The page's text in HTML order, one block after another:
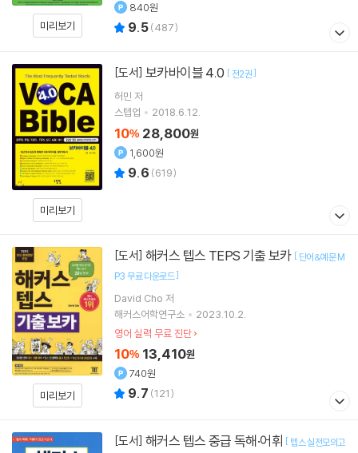
미리보기
840원
9.5(487)
미리보기
[도서] 보카바이블 4.0 [ 전2권]
허민 저
스텝업
2018.6.12.
10% 28,800원
1,600원
9.6 (619)
미리보기
[도서] 해커스 텝스 TEPS 기출 보카 [ 단어&예문 M
P3 무료 다운로드]
David Cho 저
해커스어학연구소
2023.10.2.
영어 실력 무료 진단
10% 13,410원
740원
9.7 (121)
[도서] 해커스 텝스 중급 독해·어휘 [ 텝스 실전모의고